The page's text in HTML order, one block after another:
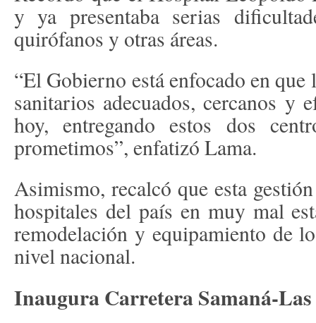
y ya presentaba serias
quirófanos y otras áreas.
“El Gobierno está enfocado en
sanitarios adecuados, cercanos y
hoy, entregando estos dos
prometimos”, enfatizó Lama.
Asimismo, recalcó que esta
hospitales del país en muy mal
remodelación y equipamiento de
nivel nacional.
Inaugura Carretera Samaná-